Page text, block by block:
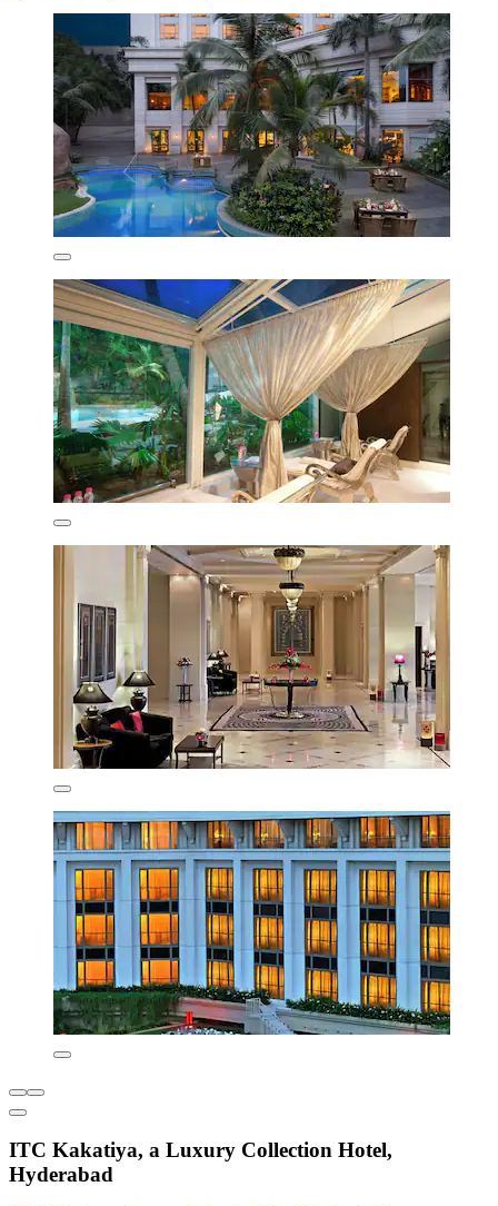
ITC Kakatiya, a Luxury Collection Hotel,
Hyderabad